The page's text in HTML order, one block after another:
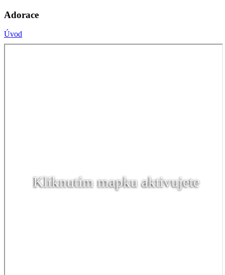
Adorace
Úvod
Kliknutím mapku aktivujete